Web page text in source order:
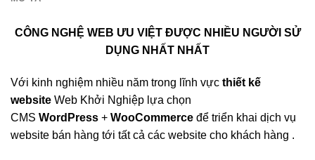
CÔNG NGHỆ WEB ƯU VIỆT ĐƯỢC NHIỀU NGƯỜI SỬ
DỤNG NHẤT NHẤT
Với kinh nghiệm nhiều năm trong lĩnh vực thiết kế
website Web Khởi Nghiệp lựa chọn
CMS WordPress + WooCommerce để triển khai dịch vụ
website bán hàng tới tất cả các website cho khách hàng .